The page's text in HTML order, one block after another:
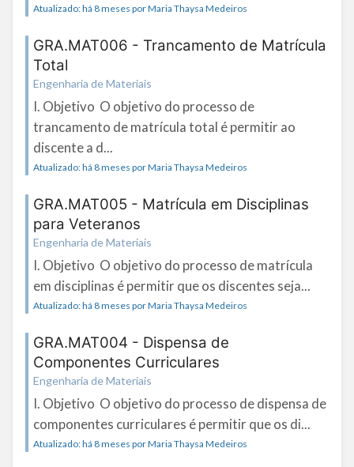
Atualizado: há 8 meses por Maria Thaysa Medeiros
GRA.MAT006 - Trancamento de Matrícula
Total
Engenharia de Materiais
I. Objetivo O objetivo do processo de
trancamento de matrícula total é permitir ao
discente a d...
Atualizado: há 8 meses por Maria Thaysa Medeiros
GRA.MAT005 - Matrícula em Disciplinas
para Veteranos
Engenharia de Materiais
I. Objetivo O objetivo do processo de matrícula
em disciplinas é permitir que os discentes seja...
Atualizado: há 8 meses por Maria Thaysa Medeiros
GRA.MAT004 - Dispensa de
Componentes Curriculares
Engenharia de Materiais
I. Objetivo O objetivo do processo de dispensa de
componentes curriculares é permitir que os di...
Atualizado: há 8 meses por Maria Thaysa Medeiros